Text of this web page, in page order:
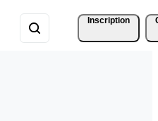
Inscription